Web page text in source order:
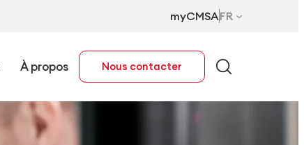
myCMSAFR
À propos Nous contacter